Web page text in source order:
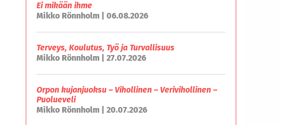
Ei mikään ihme
Mikko Rönnholm | 06.08.2026
Terveys, Koulutus, Työ ja Turvallisuus
Mikko Rönnholm | 27.07.2026
Orpon kujanjuoksu – Vihollinen – Verivihollinen –
Puolueveli
Mikko Rönnholm | 20.07.2026